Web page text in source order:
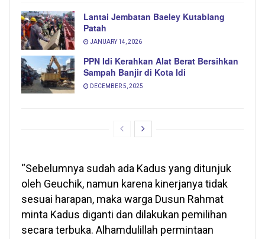
Lantai Jembatan Baeley Kutablang
Patah
JANUARY 14, 2026
PPN Idi Kerahkan Alat Berat Bersihkan
Sampah Banjir di Kota Idi
DECEMBER 5, 2025
“Sebelumnya sudah ada Kadus yang ditunjuk
oleh Geuchik, namun karena kinerjanya tidak
sesuai harapan, maka warga Dusun Rahmat
minta Kadus diganti dan dilakukan pemilihan
secara terbuka. Alhamdulillah permintaan